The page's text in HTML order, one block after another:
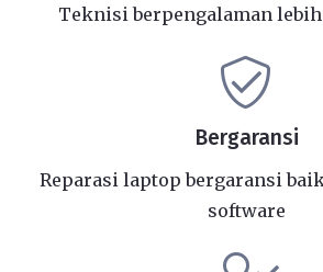
Teknisi berpengalaman
Bergaransi
Reparasi laptop bergaransi
software